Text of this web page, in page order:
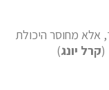
אלא מחוסר היכולת
(קרל יונג)